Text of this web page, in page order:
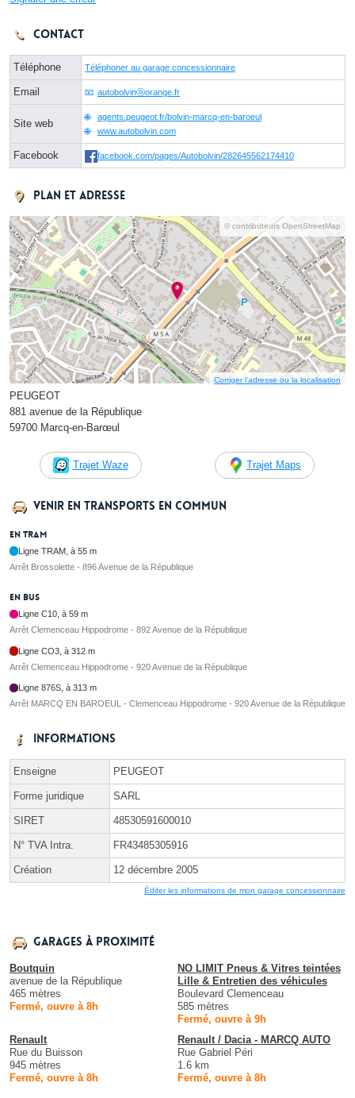
Contact
Téléphone Téléphoner au garage concessionnaire
Email autobolvinⓐorange.fr
Site web
agents.peugeot.fr/bolvin-marcq-en-baroeul
www.autobolvin.com
Facebook facebook.com/pages/Autobolvin/282645562174410
Plan et adresse
© contributeurs OpenStreetMap
Corriger l’adresse ou la localisation
PEUGEOT
881 avenue de la République
59700 Marcq-en-Barœul
Trajet Waze Trajet Maps
Venir en transports en commun
En tram
Ligne TRAM, à 55 m
Arrêt Brossolette - 896 Avenue de la République
En bus
Ligne C10, à 59 m
Arrêt Clemenceau Hippodrome - 892 Avenue de la République
Ligne CO3, à 312 m
Arrêt Clemenceau Hippodrome - 920 Avenue de la République
Ligne 876S, à 313 m
Arrêt MARCQ EN BAROEUL - Clemenceau Hippodrome - 920 Avenue de la République
Informations
Enseigne PEUGEOT
Forme juridique SARL
SIRET 48530591600010
N° TVA Intra. FR43485305916
Création 12 décembre 2005
Éditer les informations de mon garage concessionnaire
Garages à proximité
Boutquin
avenue de la République
465 mètres
Fermé, ouvre à 8h
NO LIMIT Pneus & Vitres teintées
Lille & Entretien des véhicules
Boulevard Clemenceau
585 mètres
Fermé, ouvre à 9h
Renault
Rue du Buisson
945 mètres
Fermé, ouvre à 8h
Renault / Dacia - MARCQ AUTO
Rue Gabriel Péri
1.6 km
Fermé, ouvre à 8h